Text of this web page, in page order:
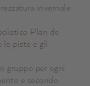
invernale
Plan de
le piste e gli
gruppo per ogni
e secondo